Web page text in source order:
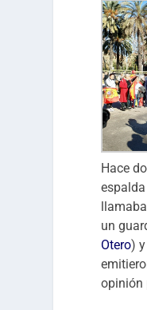
Hace
un
Otero)
opinión